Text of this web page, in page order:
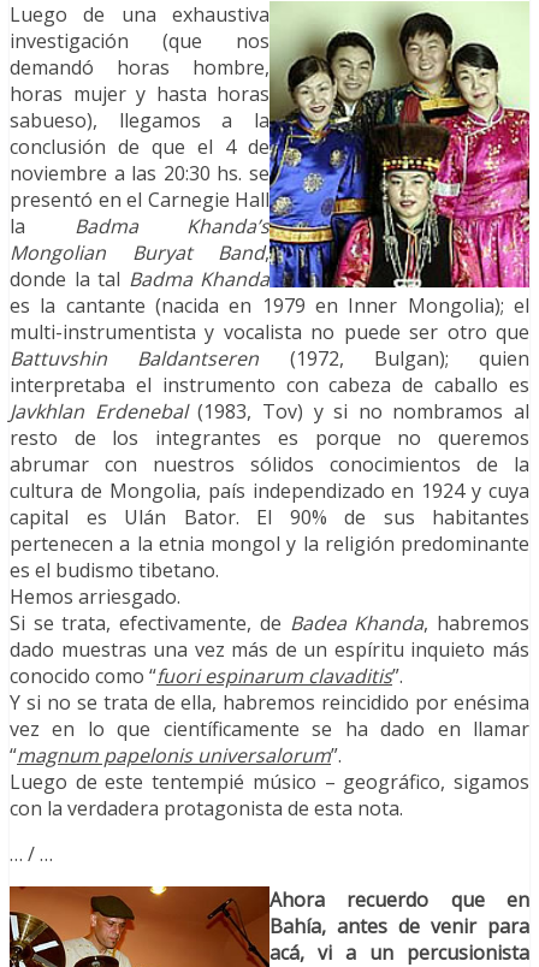
Luego de una exhaustiva
investigación (que nos
demandó horas hombre,
horas mujer y hasta horas
sabueso), llegamos a la
conclusión de que el 4 de
noviembre a las 20:30 hs. se
presentó en el Carnegie Hall
la Badma Khanda’s
Mongolian Buryat Band,
donde la tal Badma Khanda
es la cantante (nacida en 1979 en Inner Mongolia); el
multi-instrumentista y vocalista no puede ser otro que
Battuvshin Baldantseren (1972, Bulgan); quien
interpretaba el instrumento con cabeza de caballo es
Javkhlan Erdenebal(1983, Tov) y si no nombramos al
resto de los integrantes es porque no queremos
abrumar con nuestros sólidos conocimientos de la
cultura de Mongolia, país independizado en 1924 y cuya
capital es Ulán Bator. El 90% de sus habitantes
pertenecen a la etnia mongol y la religión predominante
es el budismo tibetano.
Hemos arriesgado.
Si se trata, efectivamente, de Badea Khanda, habremos
dado muestras una vez más de un espíritu inquieto más
conocido como “fuori espinarum clavaditis”.
Y si no se trata de ella, habremos reincidido por enésima
vez en lo que científicamente se ha dado en llamar
“magnum papelonis universalorum”.
Luego de este tentempié músico – geográfico, sigamos
con la verdadera protagonista de esta nota.
… / …
Ahora recuerdo que en
Bahía, antes de venir para
acá, vi a un percusionista